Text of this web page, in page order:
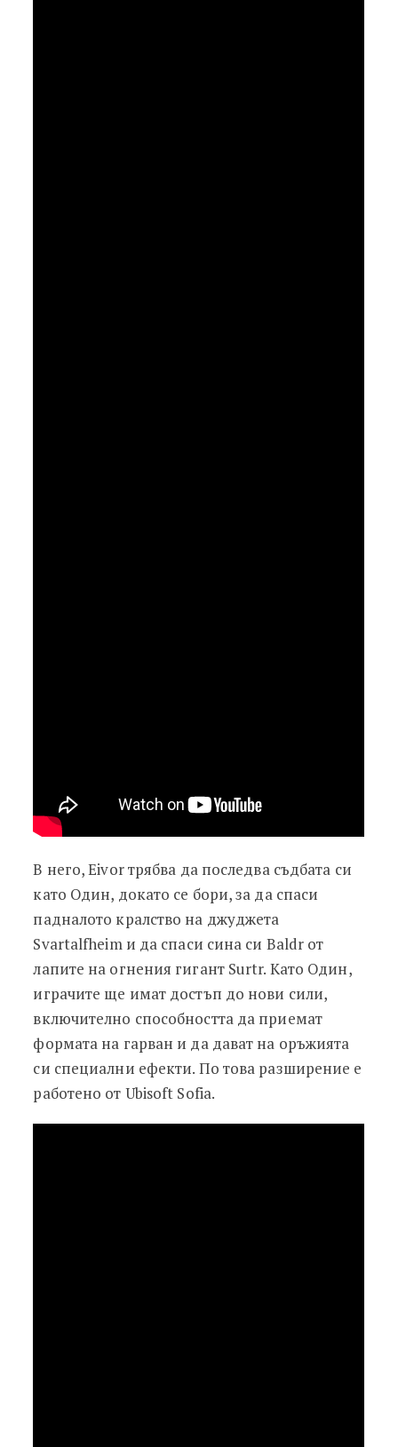
В него, Eivor трябва да последва съдбата си
като Один, докато се бори, за да спаси
падналото кралство на джуджета
Svartalfheim и да спаси сина си Baldr от
лапите на огнения гигант Surtr. Като Один,
играчите ще имат достъп до нови сили,
включително способността да приемат
формата на гарван и да дават на оръжията
си специални ефекти. По това разширение е
работено от Ubisoft Sofia.